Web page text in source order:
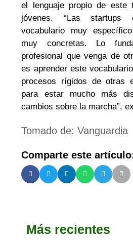
el lenguaje propio de este
jóvenes. “Las startups
vocabulario muy
muy concretas. Lo
profesional que venga de
es aprender este
procesos rígidos de otras
para estar mucho más
cambios sobre la marcha”,
Tomado de: Vanguardia
Comparte este
Más recientes